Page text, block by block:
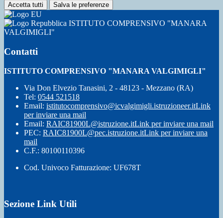
Accetta tutti Salva le preferenze
ISTITUTO COMPRENSIVO "MANARA
VALGIMIGLI"
Contatti
ISTITUTO COMPRENSIVO "MANARA VALGIMIGLI"
Via Don Elvezio Tanasini, 2 - 48123 - Mezzano (RA)
Tel: 0544 521518
Email: istitutocomprensivo@icvalgimigli.istruzioneer.itLink
per inviare una mail
Email: RAIC81900L@istruzione.itLink per inviare una mail
PEC: RAIC81900L@pec.istruzione.itLink per inviare una
mail
C.F.: 80100110396
Cod. Univoco Fatturazione: UF678T
Sezione Link Utili